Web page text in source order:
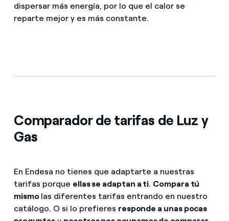
dispersar más energía, por lo que el calor se
reparte mejor y es más constante.
Comparador de tarifas de Luz y
Gas
En Endesa no tienes que adaptarte a nuestras
tarifas porque ellas se adaptan a ti. Compara tú
mismolas diferentes tarifas entrando en nuestro
catálogo. O si lo prefieres responde a unas pocas